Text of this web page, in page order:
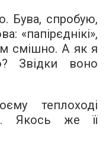
Бува, спробую,
«папірєднікі»,
смішно. А як я
Звідки воно
теплоході
Якось же її